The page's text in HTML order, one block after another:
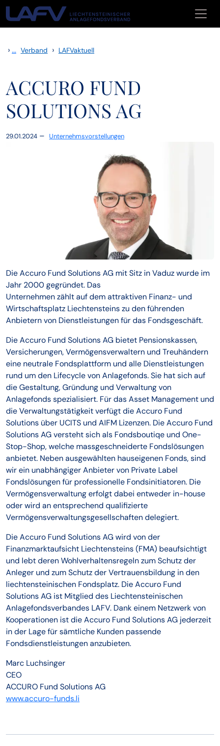
Zum Inhalt springen
›... Verband › LAFVaktuell
ACCURO FUND
SOLUTIONS AG
29.01.2024 – Unternehmsvorstellungen
Die Accuro Fund Solutions AG mit Sitz in Vaduz wurde im
Jahr 2000 gegründet. Das
Unternehmen zählt auf dem attraktiven Finanz- und
Wirtschaftsplatz Liechtensteins zu den führenden
Anbietern von Dienstleistungen für das Fondsgeschäft.
Die Accuro Fund Solutions AG bietet Pensionskassen,
Versicherungen, Vermögensverwaltern und Treuhändern
eine neutrale Fondsplattform und alle Dienstleistungen
rund um den Lifecycle von Anlagefonds. Sie hat sich auf
die Gestaltung, Gründung und Verwaltung von
Anlagefonds spezialisiert. Für das Asset Management und
die Verwaltungstätigkeit verfügt die Accuro Fund
Solutions über UCITS und AIFM Lizenzen. Die Accuro Fund
Solutions AG versteht sich als Fondsboutiqe und One-
Stop-Shop, welche massgeschneiderte Fondslösungen
anbietet. Neben ausgewählten hauseigenen Fonds, sind
wir ein unabhängiger Anbieter von Private Label
Fondslösungen für professionelle Fondsinitiatoren. Die
Vermögensverwaltung erfolgt dabei entweder in-house
oder wird an entsprechend qualifizierte
Vermögensverwaltungsgesellschaften delegiert.
Die Accuro Fund Solutions AG wird von der
Finanzmarktaufsicht Liechtensteins (FMA) beaufsichtigt
und lebt deren Wohlverhaltensregeln zum Schutz der
Anleger und zum Schutz der Vertrauensbildung in den
liechtensteinischen Fondsplatz. Die Accuro Fund
Solutions AG ist Mitglied des Liechtensteinischen
Anlagefondsverbandes LAFV. Dank einem Netzwerk von
Kooperationen ist die Accuro Fund Solutions AG jederzeit
in der Lage für sämtliche Kunden passende
Fondsdienstleistungen anzubieten.
Marc Luchsinger
CEO
ACCURO Fund Solutions AG
www.accuro-funds.li